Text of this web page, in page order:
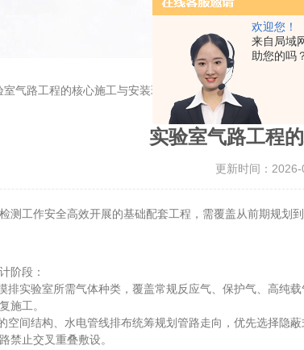
欢迎您！
来自局域
助您的吗
室气路工程的核心施工与安装环节
实验室气路工程
更新时间：
工作安全高效开展的基础配套工程，需覆盖从前期规划
阶段：
实验室所需气体种类，覆盖常规反应气、保护气、高纯
施工。
间结构、水电管线排布统筹规划管路走向，优先选择隐
禁止交叉重叠敷设。